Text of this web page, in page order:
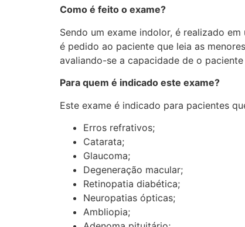
Como é feito o exame?
Sendo um exame indolor, é realizado
é pedido ao paciente que leia as
avaliando-se a capacidade de o
Para quem é indicado este exame?
Este exame é indicado para pacientes
Erros refrativos;
Catarata;
Glaucoma;
Degeneração macular;
Retinopatia diabética;
Neuropatias ópticas;
Ambliopia;